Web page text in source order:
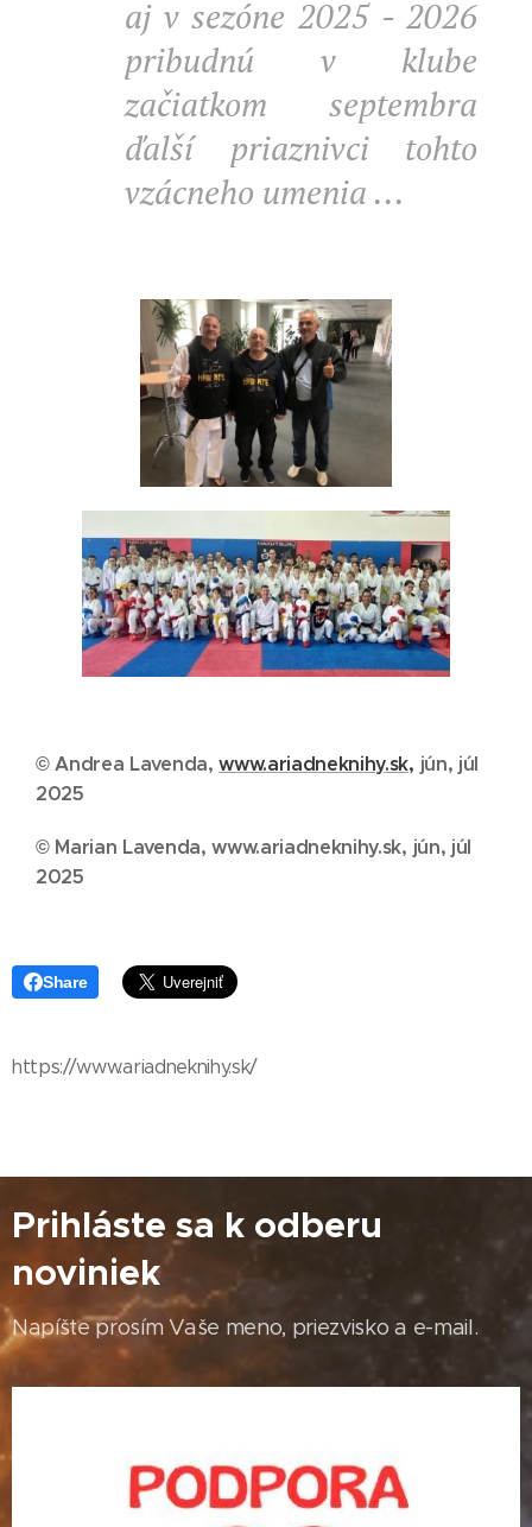
aj v sezóne 2025 - 2026
pribudnú v klube
začiatkom septembra
ďalší priaznivci tohto
vzácneho umenia ...
© Andrea Lavenda,www.ariadneknihy.sk, jún, júl
2025
© Marian Lavenda, www.ariadneknihy.sk, jún, júl
2025
Share
https://www.ariadneknihy.sk/
Prihláste sa k odberu
noviniek
Napíšte prosím Vaše meno, priezvisko a e-mail.